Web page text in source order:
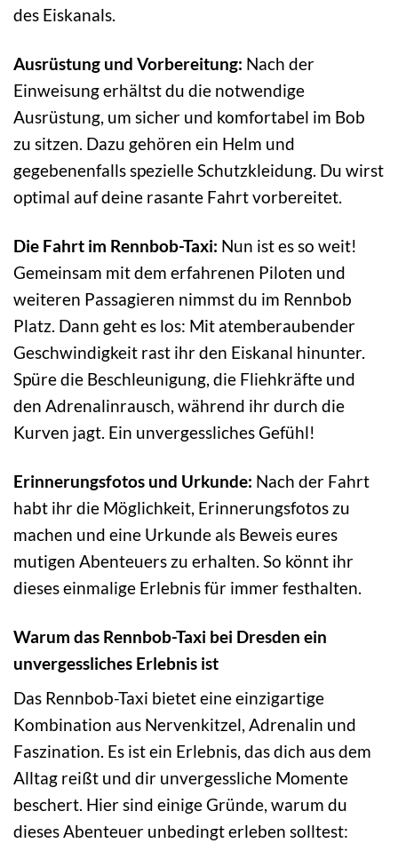
des Eiskanals.
Ausrüstung und Vorbereitung: Nach der
Einweisung erhältst du die notwendige
Ausrüstung, um sicher und komfortabel im Bob
zu sitzen. Dazu gehören ein Helm und
gegebenenfalls spezielle Schutzkleidung. Du wirst
optimal auf deine rasante Fahrt vorbereitet.
Die Fahrt im Rennbob-Taxi: Nun ist es so weit!
Gemeinsam mit dem erfahrenen Piloten und
weiteren Passagieren nimmst du im Rennbob
Platz. Dann geht es los: Mit atemberaubender
Geschwindigkeit rast ihr den Eiskanal hinunter.
Spüre die Beschleunigung, die Fliehkräfte und
den Adrenalinrausch, während ihr durch die
Kurven jagt. Ein unvergessliches Gefühl!
Erinnerungsfotos und Urkunde: Nach der Fahrt
habt ihr die Möglichkeit, Erinnerungsfotos zu
machen und eine Urkunde als Beweis eures
mutigen Abenteuers zu erhalten. So könnt ihr
dieses einmalige Erlebnis für immer festhalten.
Warum das Rennbob-Taxi bei Dresden ein
unvergessliches Erlebnis ist
Das Rennbob-Taxi bietet eine einzigartige
Kombination aus Nervenkitzel, Adrenalin und
Faszination. Es ist ein Erlebnis, das dich aus dem
Alltag reißt und dir unvergessliche Momente
beschert. Hier sind einige Gründe, warum du
dieses Abenteuer unbedingt erleben solltest: